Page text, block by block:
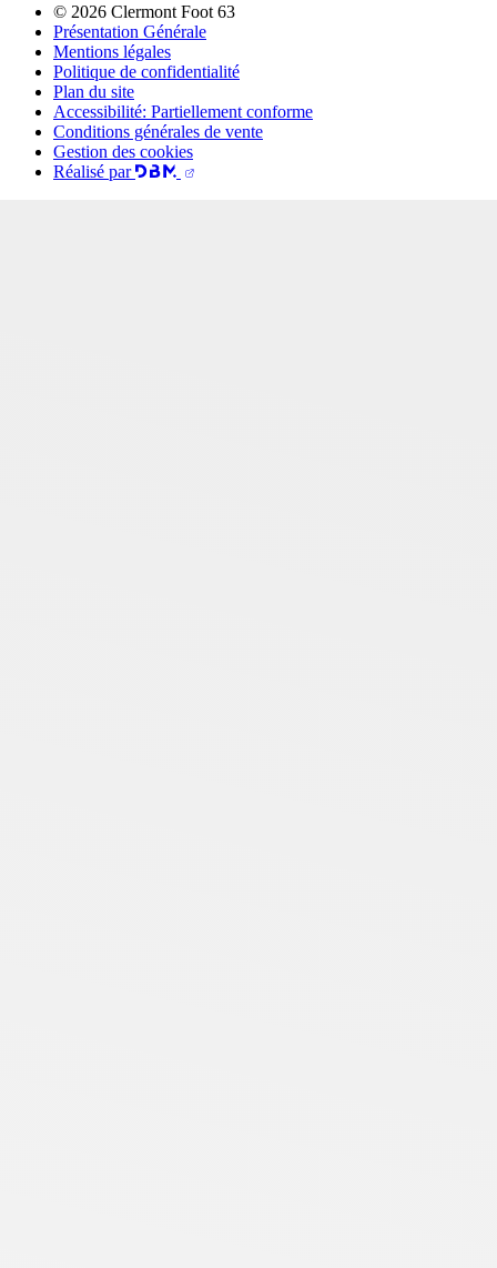
© 2026 Clermont Foot 63
Présentation Générale
Mentions légales
Politique de confidentialité
Plan du site
Accessibilité: Partiellement conforme
Conditions générales de vente
Gestion des cookies
Réalisé par